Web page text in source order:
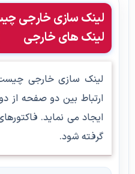
لینک سازی خارجی
لینک های خارجی
لینک سازی خارجی
ارتباط بین دو صفحه از
ایجاد می نماید.
گرفته شود.